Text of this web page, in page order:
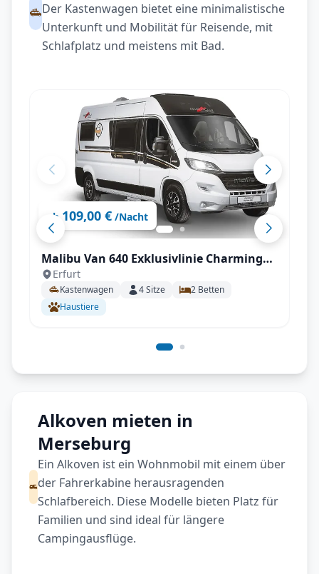
Der Kastenwagen bietet eine minimalistische
Unterkunft und Mobilität für Reisende, mit
Schlafplatz und meistens mit Bad.
ab 109,00 € /Nacht
Malibu Van 640 Exklusivlinie Charming
*Solar *Autark #1
Erfurt
Kastenwagen 4Sitze 2 Betten
Haustiere
Alkoven mieten in
Merseburg
Ein Alkoven ist ein Wohnmobil mit einem über
der Fahrerkabine herausragenden
Schlafbereich. Diese Modelle bieten Platz für
Familien und sind ideal für längere
Campingausflüge.